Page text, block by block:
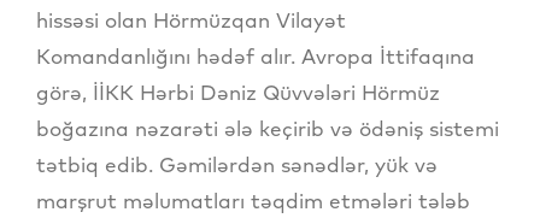
hissəsi olan Hörmüzqan Vilayət
Komandanlığını hədəf alır. Avropa İttifaqına
görə, İİKK Hərbi Dəniz Qüvvələri Hörmüz
boğazına nəzarəti ələ keçirib və ödəniş sistemi
tətbiq edib. Gəmilərdən sənədlər, yük və
marşrut məlumatları təqdim etmələri tələb